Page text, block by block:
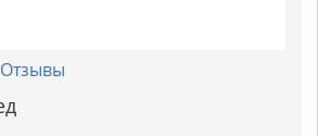
Отзывы